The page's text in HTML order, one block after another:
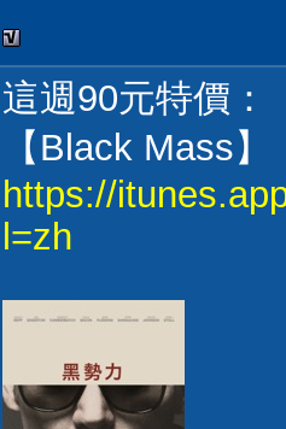
這週90元特價：
【Black Mass】
https://
l=zh